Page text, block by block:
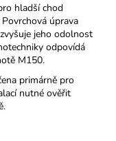
hladší chod
úprava
jeho odolnost
odpovídá
M150.
primárně pro
nutné ověřit